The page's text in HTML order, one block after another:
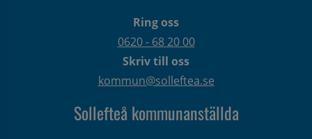
Ring oss
0620 - 68 20 00
Skriv till oss
kommun@solleftea.se
Sollefteå kommunanställda